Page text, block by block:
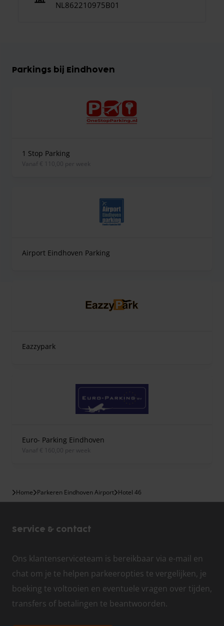
NL862210975B01
Parkings bij Eindhoven
1 Stop Parking
vanaf € 110,00 per week
Airport Eindhoven Parking
Eazzypark
Euro- Parking Eindhoven
vanaf € 160,00 per week
Home Parkeren Eindhoven Airport Hotel 46
Service & contact
Ons klantenserviceteam is bereikbaar via e-mail en
chat om je te helpen parkeeropties te vergelijken, je
boeking te voltooien en eventuele vragen over tijden,
transfers of betalingen te beantwoorden.